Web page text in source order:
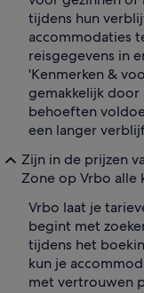
tijdens hun
accommodaties
reisgegevens in
'Kenmerken &
gemakkelijk door
behoeften
een langer
Zijn in de prijzen
Zone op Vrbo alle
Vrbo laat je
begint met
tijdens het
kun je
met vertrouwen